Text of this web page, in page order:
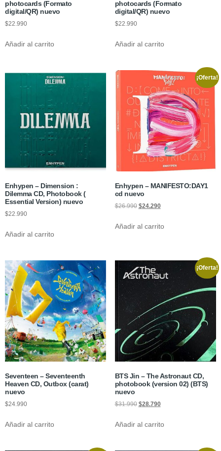
photocards (Formato
digital/QR) nuevo
$22.990
Añadir al carrito
photocards (Formato
digital/QR) nuevo
$22.990
Añadir al carrito
Enhypen – Dimension :
Dilemma CD, Photobook (
Essential Version) nuevo
$22.990
Añadir al carrito
¡Oferta!
Enhypen – MANIFESTO:DAY1
cd nuevo
$26.990 $24.290
Añadir al carrito
Seventeen – Seventeenth
Heaven CD, Outbox (carat)
nuevo
$24.990
Añadir al carrito
¡Oferta!
BTS Jin – The Astronaut CD,
photobook (version 02) (BTS)
nuevo
$31.990 $28.790
Añadir al carrito